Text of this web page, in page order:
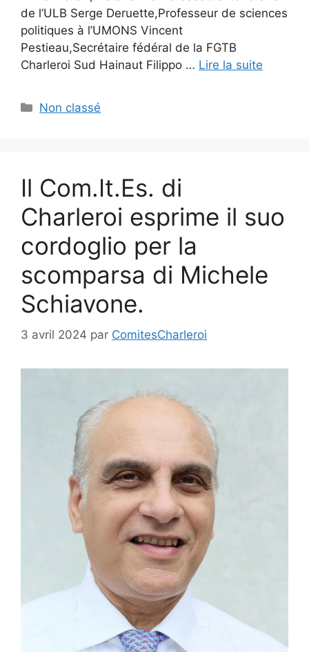
de l’ULB Serge Deruette,Professeur de sciences
politiques à l’UMONS Vincent
Pestieau,Secrétaire fédéral de la FGTB
Charleroi Sud Hainaut Filippo … Lire la suite
Catégories
Non classé
Il Com.It.Es. di
Charleroi esprime il suo
cordoglio per la
scomparsa di Michele
Schiavone.
3 avril 2024 par ComitesCharleroi